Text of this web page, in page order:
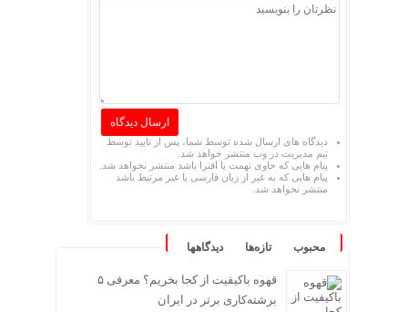
دیدگاه های ارسال شده توسط شما، پس از تایید توسط
تیم مدیریت در وب منتشر خواهد شد.
پیام هایی که حاوی تهمت یا افترا باشد منتشر نخواهد شد.
پیام هایی که به غیر از زبان فارسی یا غیر مرتبط باشد
منتشر نخواهد شد.
محبوب تازه‌ها دیدگاهها
قهوه باکیفیت از کجا بخریم؟ معرفی ۵
برشته‌کاری برتر در ایران